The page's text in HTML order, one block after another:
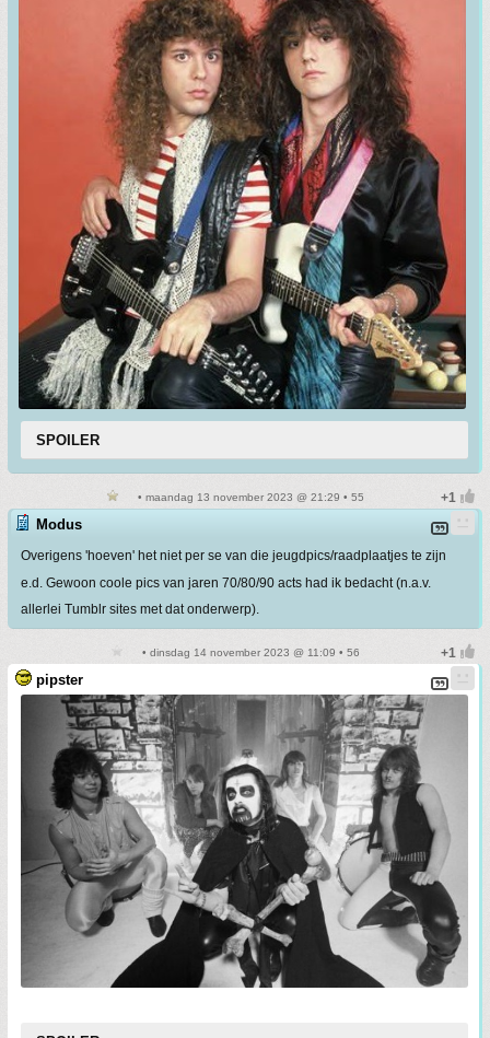
SPOILER
• maandag 13 november 2023 @ 21:29 • 55
Modus
Overigens 'hoeven' het niet per se van die jeugdpics/raadplaatjes te zijn
e.d. Gewoon coole pics van jaren 70/80/90 acts had ik bedacht (n.a.v.
allerlei Tumblr sites met dat onderwerp).
• dinsdag 14 november 2023 @ 11:09 • 56
pipster